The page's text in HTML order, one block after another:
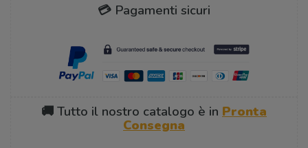
💳 Pagamenti sicuri
🚚 Tutto il nostro catalogo è in Pronta
Consegna